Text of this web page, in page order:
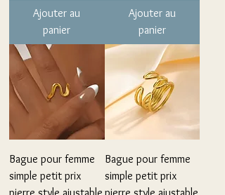
Ajouter au
panier
Ajouter au
panier
Bague pour femme
simple petit prix
Bague pour femme
simple petit prix